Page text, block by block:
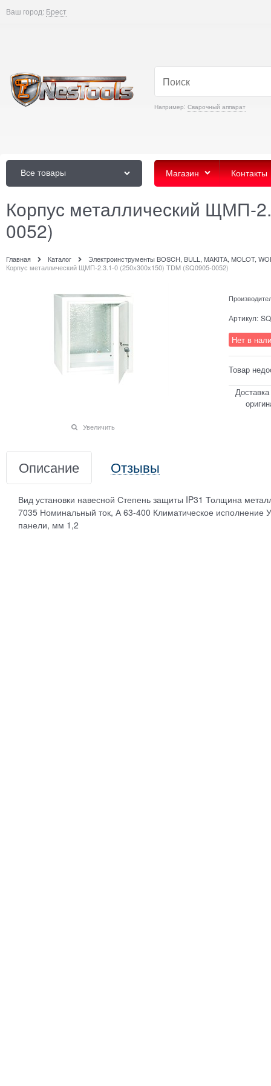
Ваш город: Брест
Например: Сварочный аппарат
Все товары Магазин Контакты
Корпус металлический ЩМП-
0052)
Главная Каталог
Электроинструменты BOSCH, BULL, MAKITA, MOLOT,
Корпус металлический ЩМП-2.3.1-0 (250х300х150) TDM (SQ0905-0052)
Увеличить
Артикул:
Нет в
Товар
Описание Отзывы
Вид установки навесной Степень защиты IP31 Толщина
7035 Номинальный ток, А 63-400 Климатическое
панели, мм 1,2